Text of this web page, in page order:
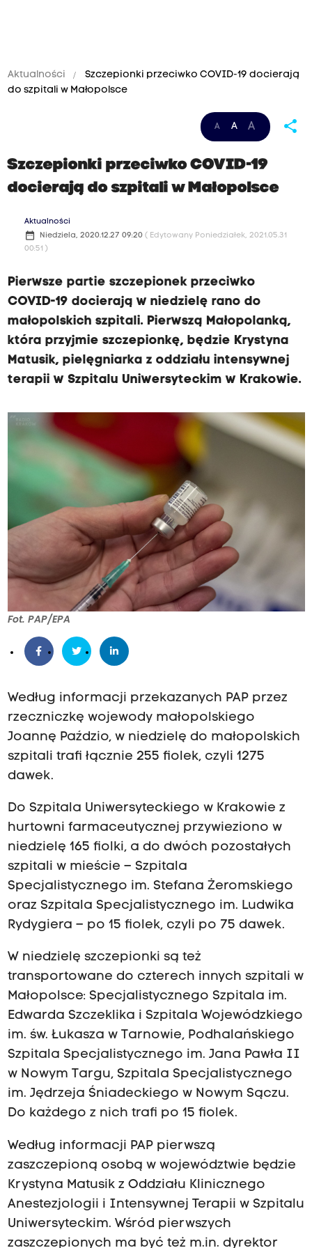
Aktualności
Szczepionki przeciwko COVID-19 docierają
do szpitali w Małopolsce
A A A share
Szczepionki przeciwko COVID-19
docierają do szpitali w Małopolsce
Aktualności
date_range Niedziela, 2020.12.27 09:20 ( Edytowany Poniedziałek, 2021.05.31
00:51 )
Pierwsze partie szczepionek przeciwko
COVID-19 docierają w niedzielę rano do
małopolskich szpitali. Pierwszą Małopolanką,
która przyjmie szczepionkę, będzie Krystyna
Matusik, pielęgniarka z oddziału intensywnej
terapii w Szpitalu Uniwersyteckim w Krakowie.
Fot. PAP/EPA
Według informacji przekazanych PAP przez
rzeczniczkę wojewody małopolskiego
Joannę Paździo, w niedzielę do małopolskich
szpitali trafi łącznie 255 fiolek, czyli 1275
dawek.
Do Szpitala Uniwersyteckiego w Krakowie z
hurtowni farmaceutycznej przywieziono w
niedzielę 165 fiolki, a do dwóch pozostałych
szpitali w mieście – Szpitala
Specjalistycznego im. Stefana Żeromskiego
oraz Szpitala Specjalistycznego im. Ludwika
Rydygiera – po 15 fiolek, czyli po 75 dawek.
W niedzielę szczepionki są też
transportowane do czterech innych szpitali w
Małopolsce: Specjalistycznego Szpitala im.
Edwarda Szczeklika i Szpitala Wojewódzkiego
im. św. Łukasza w Tarnowie, Podhalańskiego
Szpitala Specjalistycznego im. Jana Pawła II
w Nowym Targu, Szpitala Specjalistycznego
im. Jędrzeja Śniadeckiego w Nowym Sączu.
Do każdego z nich trafi po 15 fiolek.
Według informacji PAP pierwszą
zaszczepioną osobą w województwie będzie
Krystyna Matusik z Oddziału Klinicznego
Anestezjologii i Intensywnej Terapii w Szpitalu
Uniwersyteckim. Wśród pierwszych
zaszczepionych ma być też m.in. dyrektor